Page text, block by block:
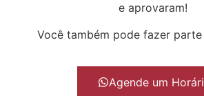
e aprovaram!
Você também pode fazer
Agende um